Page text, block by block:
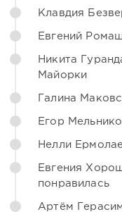
Клавдия
Евгений
Никита
Майорки
Галина
Егор
Нелли
Евгения
понравилась
Артём